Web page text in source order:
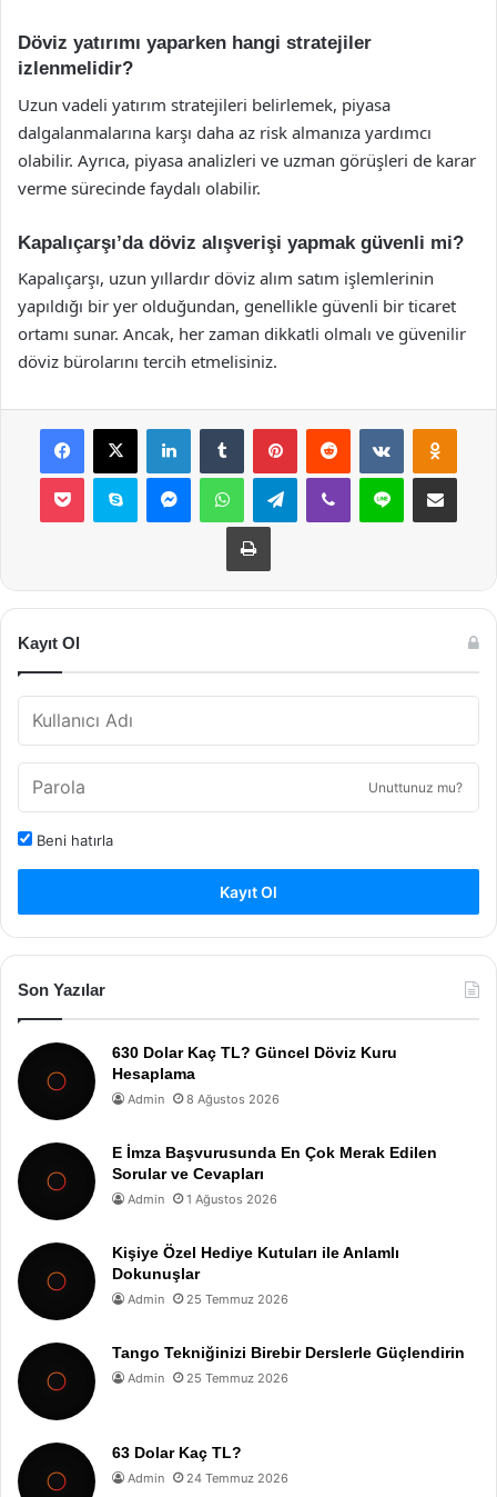
Döviz yatırımı yaparken hangi stratejiler
izlenmelidir?
Uzun vadeli yatırım stratejileri belirlemek, piyasa
dalgalanmalarına karşı daha az risk almanıza yardımcı
olabilir. Ayrıca, piyasa analizleri ve uzman görüşleri de karar
verme sürecinde faydalı olabilir.
Kapalıçarşı’da döviz alışverişi yapmak güvenli mi?
Kapalıçarşı, uzun yıllardır döviz alım satım işlemlerinin
yapıldığı bir yer olduğundan, genellikle güvenli bir ticaret
ortamı sunar. Ancak, her zaman dikkatli olmalı ve güvenilir
döviz bürolarını tercih etmelisiniz.
Facebook
X LinkedInTumblr PinterestReddit VKontakte
Pocket Skype MessengerWhatsAppTelegramViber Line E-Posta ile
Yazdır
Kayıt Ol
Unuttunuz mu?
Beni hatırla
Kayıt Ol
Son Yazılar
630 Dolar Kaç TL? Güncel Döviz Kuru
Hesaplama
Admin 8 Ağustos 2026
E İmza Başvurusunda En Çok Merak Edilen
Sorular ve Cevapları
Admin 1 Ağustos 2026
Kişiye Özel Hediye Kutuları ile Anlamlı
Dokunuşlar
Admin 25 Temmuz 2026
Tango Tekniğinizi Birebir Derslerle Güçlendirin
Admin 25 Temmuz 2026
63 Dolar Kaç TL?
Admin 24 Temmuz 2026